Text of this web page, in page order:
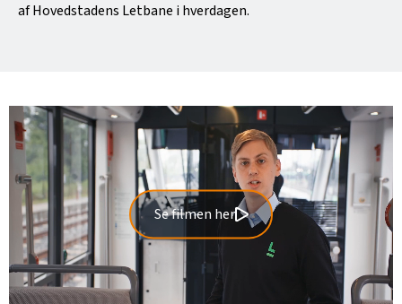
af Hovedstadens Letbane i hverdagen.
Se filmen her